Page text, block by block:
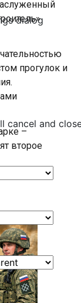
dialog
cancel and
прогулок и
–
второе